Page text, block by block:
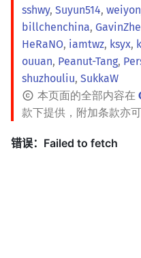
sshwy, Suyun514,
billchenchina,
HeRaNO, iamtwz, ksyx,
ouuan, Peanut-Tang,
shuzhouliu, SukkaW
本页面的全部内容在
款下提供，附加条款亦